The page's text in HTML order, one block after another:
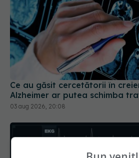
Ce au găsit cercetătorii în
Alzheimer ar putea schimba
03 aug 2026, 20:08